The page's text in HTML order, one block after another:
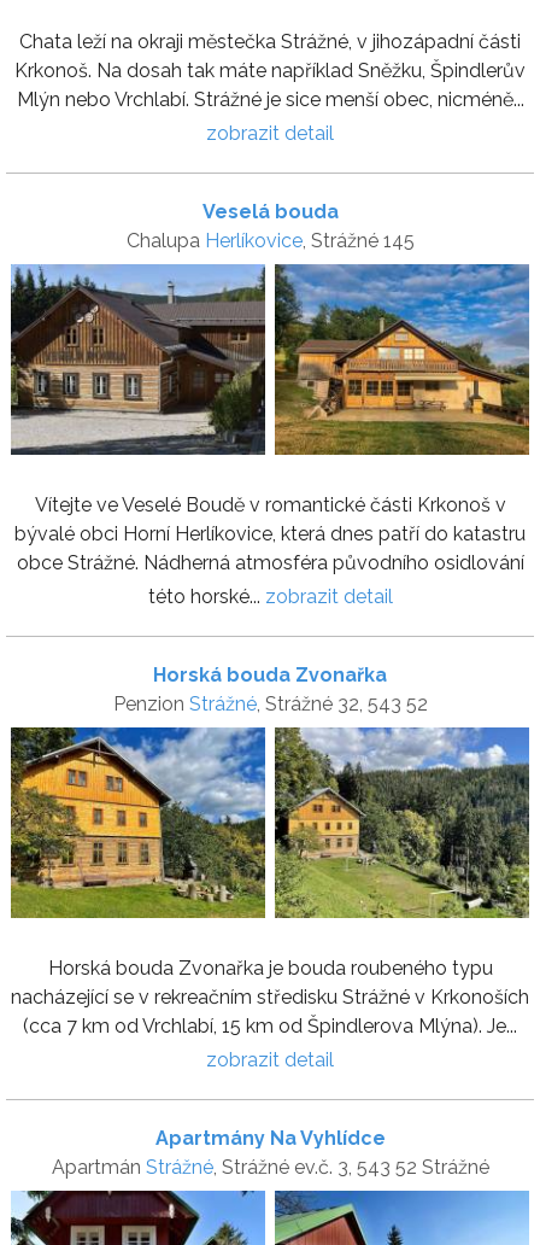
Chata leží na okraji městečka Strážné, v jihozápadní části
Krkonoš. Na dosah tak máte například Sněžku, Špindlerův
Mlýn nebo Vrchlabí. Strážné je sice menší obec, nicméně...
zobrazit detail
Veselá bouda
Chalupa Herlíkovice, Strážné 145
Vítejte ve Veselé Boudě v romantické části Krkonoš v
bývalé obci Horní Herlíkovice, která dnes patří do katastru
obce Strážné. Nádherná atmosféra původního osidlování
této horské... zobrazit detail
Horská bouda Zvonařka
Penzion Strážné, Strážné 32, 543 52
Horská bouda Zvonařka je bouda roubeného typu
nacházející se v rekreačním středisku Strážné v Krkonoších
(cca 7 km od Vrchlabí, 15 km od Špindlerova Mlýna). Je...
zobrazit detail
Apartmány Na Vyhlídce
Apartmán Strážné, Strážné ev.č. 3, 543 52 Strážné